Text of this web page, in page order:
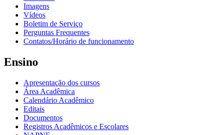
Imagens
Vídeos
Boletim de Serviço
Perguntas Frequentes
Contatos/Horário de funcionamento
Ensino
Apresentação dos cursos
Área Acadêmica
Calendário Acadêmico
Editais
Documentos
Registros Acadêmicos e Escolares